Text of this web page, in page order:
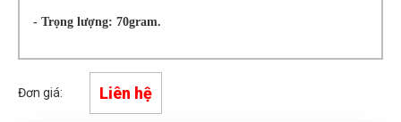
- Trọng lượng: 70gram.
Đơn giá: Liên hệ